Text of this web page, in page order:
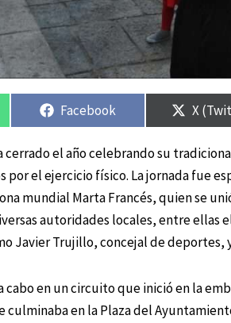
Compartir
en
Facebook
en
X
cerrado el año celebrando su
por el ejercicio físico. La jornada fue
mundial Marta Francés, quien se
autoridades locales, entre ellas
Javier Trujillo, concejal de deportes,
cabo en un circuito que inició en la
culminaba en la Plaza del
Compartir
en en